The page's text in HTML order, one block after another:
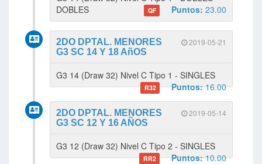
DOBLES
QF Puntos: 23.00
2019-05-21
2DO DPTAL. MENORES
G3 SC 14 Y 18 AñOS
G3 14 (Draw 32) Nivel C Tipo 1 - SINGLES
R32 Puntos:16.00
2019-05-14
2DO DPTAL. MENORES
G3 SC 12 Y 16 AÑOS
G3 12 (Draw 32) Nivel C Tipo 2 - SINGLES
RR2 Puntos:10.00